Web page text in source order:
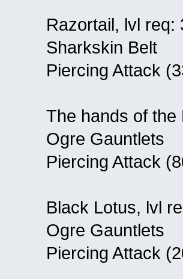
Razortail, lvl req:
Sharkskin Belt
Piercing Attack
The hands of the
Ogre Gauntlets
Piercing Attack
Black Lotus, lvl
Ogre Gauntlets
Piercing Attack